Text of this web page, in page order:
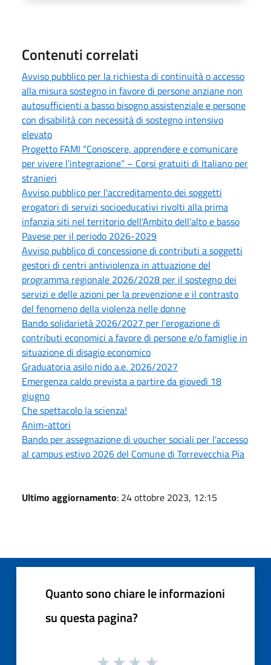
Contenuti correlati
Avviso pubblico per la richiesta di continuità o accesso
alla misura sostegno in favore di persone anziane non
autosufficienti a basso bisogno assistenziale e persone
con disabilità con necessità di sostegno intensivo
elevato
Progetto FAMI “Conoscere, apprendere e comunicare
per vivere l’integrazione” – Corsi gratuiti di Italiano per
stranieri
Avviso pubblico per l'accreditamento dei soggetti
erogatori di servizi socioeducativi rivolti alla prima
infanzia siti nel territorio dell'Ambito dell'alto e basso
Pavese per il periodo 2026-2029
Avviso pubblico di concessione di contributi a soggetti
gestori di centri antiviolenza in attuazione del
programma regionale 2026/2028 per il sostegno dei
servizi e delle azioni per la prevenzione e il contrasto
del fenomeno della violenza nelle donne
Bando solidarietà 2026/2027 per l'erogazione di
contributi economici a favore di persone e/o famiglie in
situazione di disagio economico
Graduatoria asilo nido a.e. 2026/2027
Emergenza caldo prevista a partire da giovedì 18
giugno
Che spettacolo la scienza!
Anim-attori
Bando per assegnazione di voucher sociali per l'accesso
al campus estivo 2026 del Comune di Torrevecchia Pia
Ultimo aggiornamento: 24 ottobre 2023, 12:15
Quanto sono chiare le informazioni
su questa pagina?